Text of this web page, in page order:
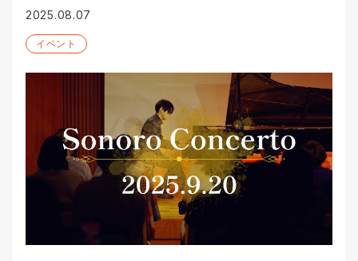
イベント紹介
最新情報
音痴克服コース
バンドボーカルコース
弾き語りコース
声楽・ミュージカルコース
ボイストレーナー養成コース
動画サイト/SNSアップコース
アクセス
池袋本校
池袋校
渋谷校
お問い合わせ
会社概要
2025.08.07
イベント